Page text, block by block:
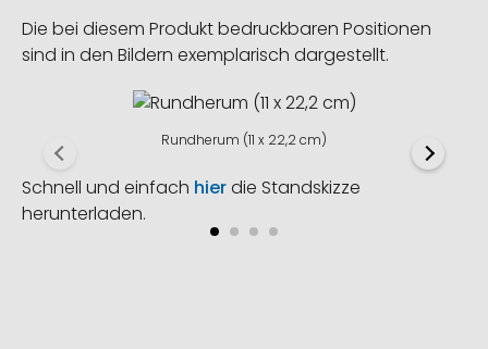
Die bei diesem Produkt bedruckbaren Positionen
sind in den Bildern exemplarisch dargestellt.
Rundherum (11 x 22,2 cm)
Schnell und einfach hierdie Standskizze
herunterladen.